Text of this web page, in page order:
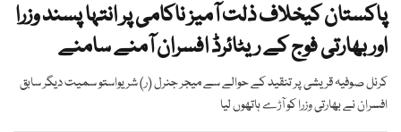
پاکستان کیخلاف ذلت آمیز ناکامی پر انتہا پسند وزرا
اور بھارتی فوج کے ریٹائرڈ افسران آمنے سامنے
کرنل صوفیہ قریشی پر تنقید کے حوالے سے میجر جنرل (ر) شریواستو سمیت دیگر سابق
افسران نے بھارتی وزرا کو آڑے ہاتھوں لیا